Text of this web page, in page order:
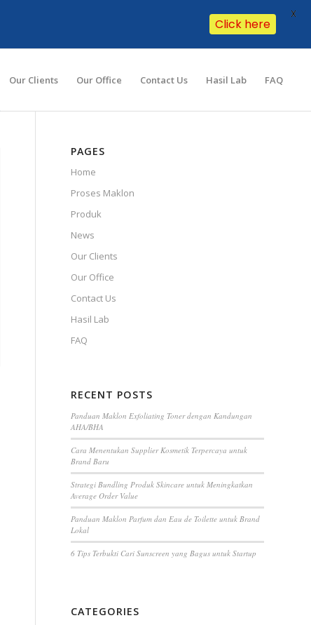
Our Clients Our Office Contact Us Hasil Lab FAQ
PAGES
Home
Proses Maklon
Produk
News
Our Clients
Our Office
Contact Us
Hasil Lab
FAQ
RECENT POSTS
Panduan Maklon Exfoliating Toner dengan Kandungan
AHA/BHA
Cara Menentukan Supplier Kosmetik Terpercaya untuk
Brand Baru
Strategi Bundling Produk Skincare untuk Meningkatkan
Average Order Value
Panduan Maklon Parfum dan Eau de Toilette untuk Brand
Lokal
6 Tips Terbukti Cari Sunscreen yang Bagus untuk Startup
CATEGORIES
Click here
X